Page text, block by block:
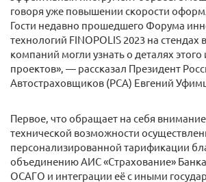
говоря уже повышении скорости
Гости недавно прошедшего Форума
технологий FINOPOLIS 2023 на
компаний могли узнать о деталях этого
проектов», — рассказал Президент
Автостраховщиков (РСА) Евгений
Первое, что обращает на себя
технической возможности
персонализированной тарификации
объединению АИС «Страхование»
ОСАГО и интеграции её с иными